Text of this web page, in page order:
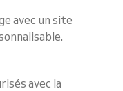
avec un site
avec la